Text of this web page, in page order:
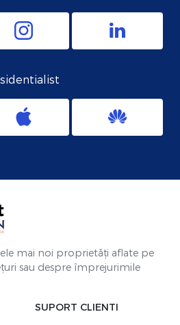
mai noi proprietăți aflate pe
sau despre împrejurimile
SUPORT CLIENTI